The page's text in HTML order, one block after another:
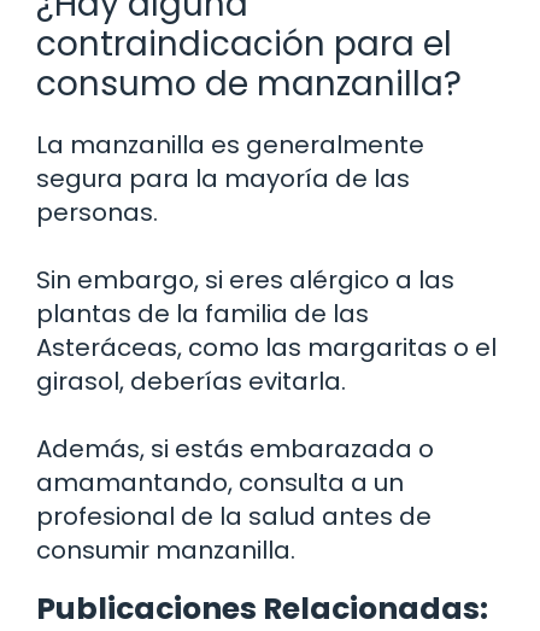
contraindicación para el
consumo de manzanilla?
La manzanilla es generalmente
segura para la mayoría de las
personas.
Sin embargo, si eres alérgico a las
plantas de la familia de las
Asteráceas, como las margaritas o el
girasol, deberías evitarla.
Además, si estás embarazada o
amamantando, consulta a un
profesional de la salud antes de
consumir manzanilla.
Publicaciones Relacionadas: